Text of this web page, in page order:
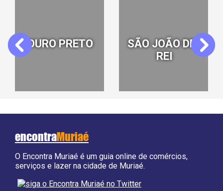
PreviousBARBACENA
CONSELHEIRO
LAFAIATE
Next
encontraMuriaé
O Encontra Muriaé é um guia online de comércios,
serviços e lazer na cidade de Muriaé.